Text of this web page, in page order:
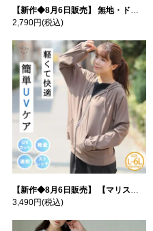
【新作◆8月6日販売】 無地・ドット柄から選べる 忍ばせ 活躍 シアー カーデ | 大きいサイズの通販ならハッピーマリリン
2,790円(税込)
【新作◆8月6日販売】 【マリスポーツ】 運動初心者さんのための フード付き パーカー | 大きいサイズの通販ならハッピーマリリン
3,490円(税込)